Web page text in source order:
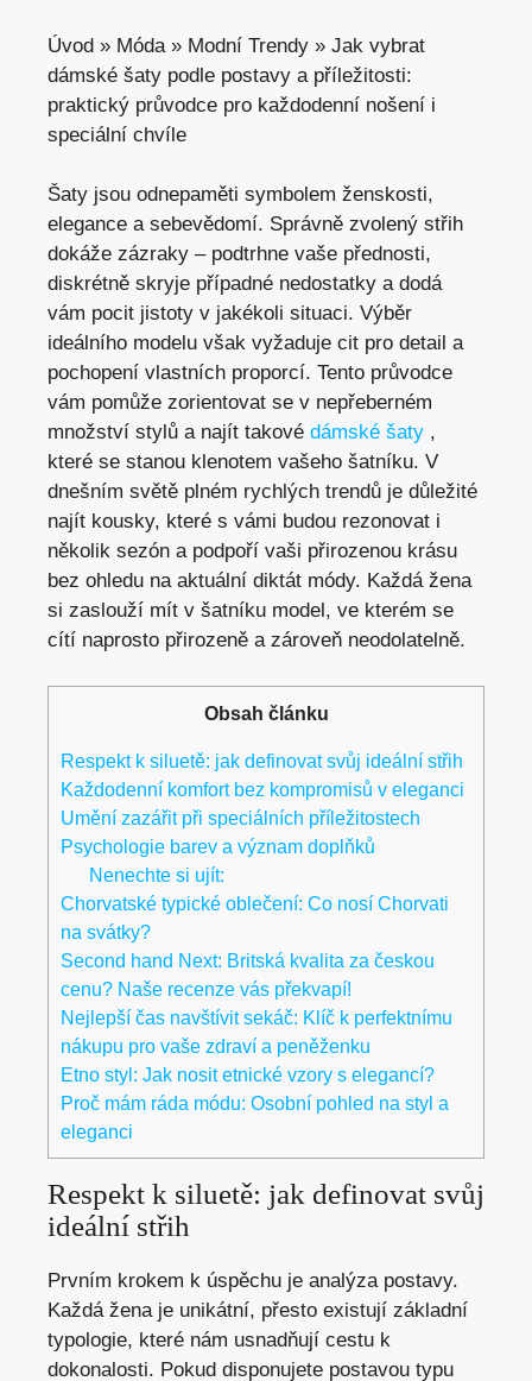
Úvod » Móda » Modní Trendy » Jak vybrat
dámské šaty podle postavy a příležitosti:
praktický průvodce pro každodenní nošení i
speciální chvíle
Šaty jsou odnepaměti symbolem ženskosti,
elegance a sebevědomí. Správně zvolený střih
dokáže zázraky – podtrhne vaše přednosti,
diskrétně skryje případné nedostatky a dodá
vám pocit jistoty v jakékoli situaci. Výběr
ideálního modelu však vyžaduje cit pro detail a
pochopení vlastních proporcí. Tento průvodce
vám pomůže zorientovat se v nepřeberném
množství stylů a najít takové dámské šaty ,
které se stanou klenotem vašeho šatníku. V
dnešním světě plném rychlých trendů je důležité
najít kousky, které s vámi budou rezonovat i
několik sezón a podpoří vaši přirozenou krásu
bez ohledu na aktuální diktát módy. Každá žena
si zaslouží mít v šatníku model, ve kterém se
cítí naprosto přirozeně a zároveň neodolatelně.
Obsah článku
Respekt k siluetě: jak definovat svůj ideální střih
Každodenní komfort bez kompromisů v eleganci
Umění zazářit při speciálních příležitostech
Psychologie barev a význam doplňků
Nenechte si ujít:
Chorvatské typické oblečení: Co nosí Chorvati
na svátky?
Second hand Next: Britská kvalita za českou
cenu? Naše recenze vás překvapí!
Nejlepší čas navštívit sekáč: Klíč k perfektnímu
nákupu pro vaše zdraví a peněženku
Etno styl: Jak nosit etnické vzory s elegancí?
Proč mám ráda módu: Osobní pohled na styl a
eleganci
Respekt k siluetě: jak definovat svůj
ideální střih
Prvním krokem k úspěchu je analýza postavy.
Každá žena je unikátní, přesto existují základní
typologie, které nám usnadňují cestu k
dokonalosti. Pokud disponujete postavou typu